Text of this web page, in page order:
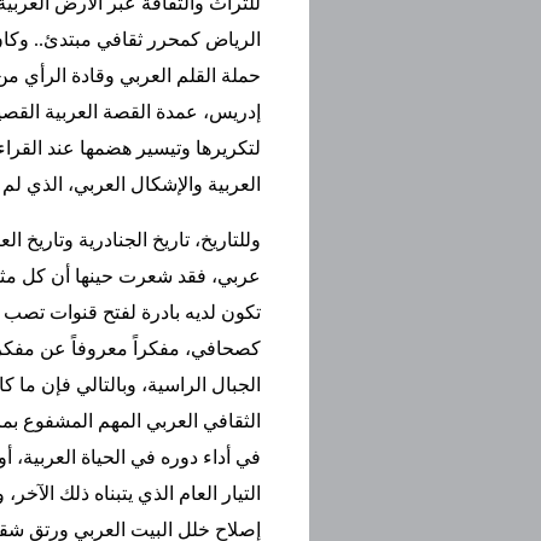
الرياض كمحرر ثقافي مبتدئ..
حملة القلم العربي وقادة
إدريس، عمدة القصة العربية
لتكريرها وتيسير هضمها عند
العربية والإشكال العربي، الذي
وللتاريخ، تاريخ الجنادرية
عربي، فقد شعرت حينها أن كل
تكون لديه بادرة لفتح قنوات
كصحافي، مفكراً معروفاً عن مفكر
الجبال الراسية، وبالتالي فإن
الثقافي العربي المهم المشفوع
في أداء دوره في الحياة
التيار العام الذي يتبناه ذلك
إصلاح خلل البيت العربي ورتق